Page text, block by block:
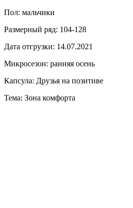
Пол: мальчики
Размерный ряд: 104-128
Дата отгрузки: 14.07.2021
Микросезон: ранняя осень
Капсула: Друзья на позитиве
Тема: Зона комфорта